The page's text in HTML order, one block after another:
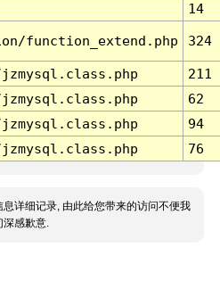
14
function_extend.php 324
211
62
94
76
息详细记录, 由此给您带来的访问不便我
深感歉意.